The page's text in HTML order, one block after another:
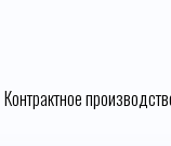
Контрактное